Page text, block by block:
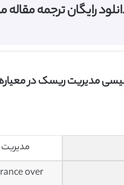
رایگان ترجمه مقاله
مدیریت ریسک در
over